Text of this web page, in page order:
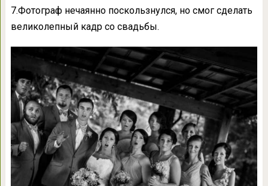
7.Фотограф нечаянно поскользнулся, но смог сделать
великолепный кадр со свадьбы.